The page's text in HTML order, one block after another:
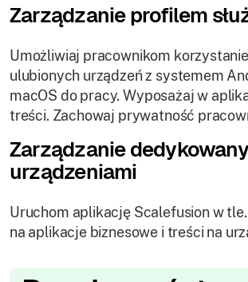
Zarządzanie profilem
Umożliwiaj pracownikom
ulubionych urządzeń z systemem
macOS do pracy. Wyposażaj w
treści. Zachowaj prywatność
Zarządzanie
urządzeniami
Uruchom aplikację Scalefusion w
na aplikacje biznesowe i treści na